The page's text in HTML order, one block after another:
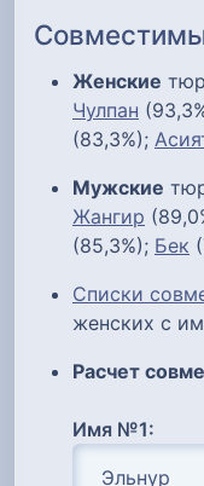
Женские
Чулпан
(83,3%);
Мужские
Жангир
(85,3%); Бек
Списки
женских с
Расчет
Имя №1: